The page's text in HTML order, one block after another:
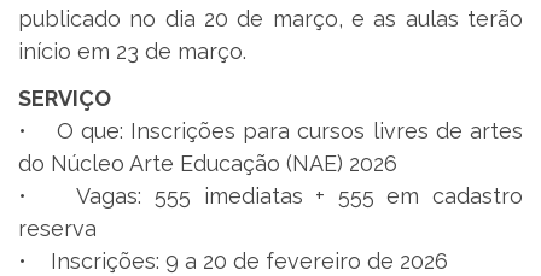
publicado no dia 20 de março, e as aulas terão
início em 23 de março.
SERVIÇO
• O que: Inscrições para cursos livres de artes
do Núcleo Arte Educação (NAE) 2026
• Vagas: 555 imediatas + 555 em cadastro
reserva
• Inscrições: 9 a 20 de fevereiro de 2026